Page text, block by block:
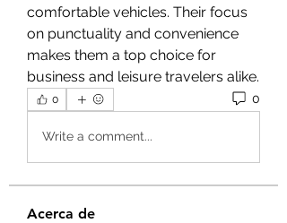
comfortable vehicles. Their focus
on punctuality and convenience
makes them a top choice for
business and leisure travelers alike.
0 0
Write a comment...
Acerca de